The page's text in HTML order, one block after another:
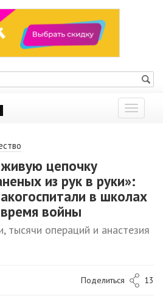
Показать
меню
цепочку
из рук в руки»:
в школах
войны
тысячи операций и анастезия
Поделиться 13